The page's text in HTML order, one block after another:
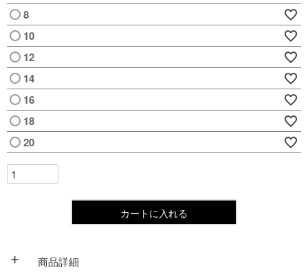
8
10
12
14
16
18
20
カートに入れる
+ 商品詳細